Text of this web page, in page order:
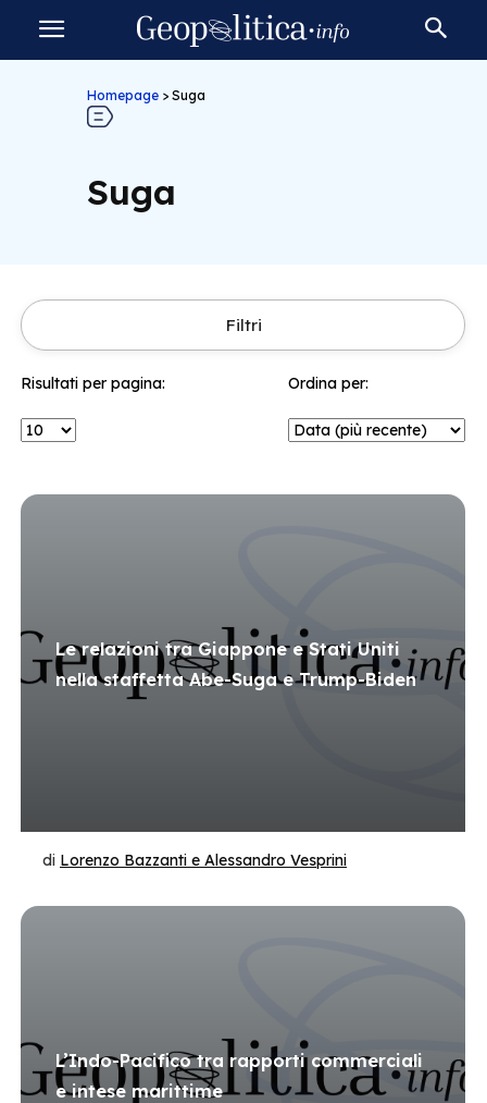
Homepage > Suga
Suga
Filtri
Risultati per pagina: Ordina per:
Le relazioni tra Giappone e Stati Uniti
nella staffetta Abe-Suga e Trump-Biden
di Lorenzo Bazzanti e Alessandro Vesprini
L’Indo-Pacifico tra rapporti commerciali
e intese marittime